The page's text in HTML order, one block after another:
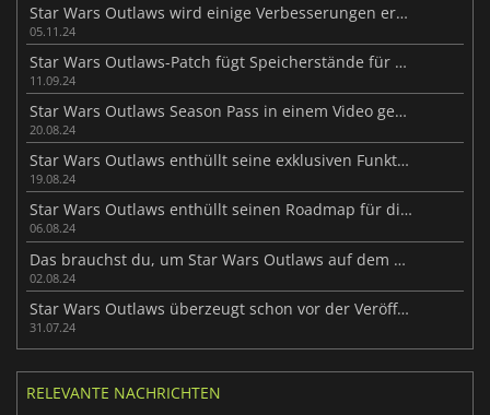
Star Wars Outlaws wird einige Verbesserungen erfahren
05.11.24
Star Wars Outlaws-Patch fügt Speicherstände für den progressionsübergreifenden Spielfortschritt hinzu
11.09.24
Star Wars Outlaws Season Pass in einem Video gezeigt
20.08.24
Star Wars Outlaws enthüllt seine exklusiven Funktionen auf dem PC
19.08.24
Star Wars Outlaws enthüllt seinen Roadmap für die Zeit nach der Veröffentlichung
06.08.24
Das brauchst du, um Star Wars Outlaws auf dem PC zu spielen
02.08.24
Star Wars Outlaws überzeugt schon vor der Veröffentlichung
31.07.24
RELEVANTE NACHRICHTEN